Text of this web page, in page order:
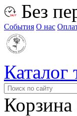
Без
События О нас
Каталог
Корзина